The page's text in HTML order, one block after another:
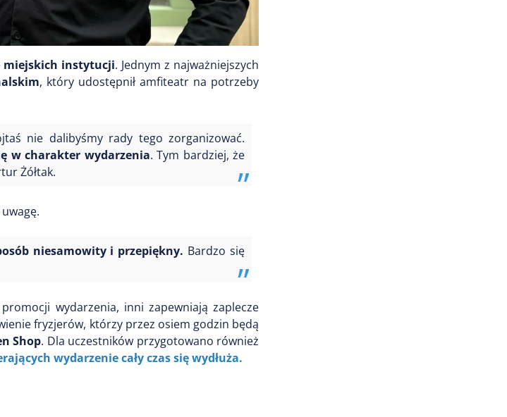
miejskich instytucji. Jednym z najważniejszych
, który udostępnił amfiteatr na potrzeby
nie dalibyśmy rady tego zorganizować.
w charakter wydarzenia. Tym bardziej, że
Żółtak.
niesamowity i przepiękny. Bardzo się
wydarzenia, inni zapewniają zaplecze
fryzjerów, którzy przez osiem godzin będą
Shop. Dla uczestników przygotowano również
wydarzenie cały czas się wydłuża.